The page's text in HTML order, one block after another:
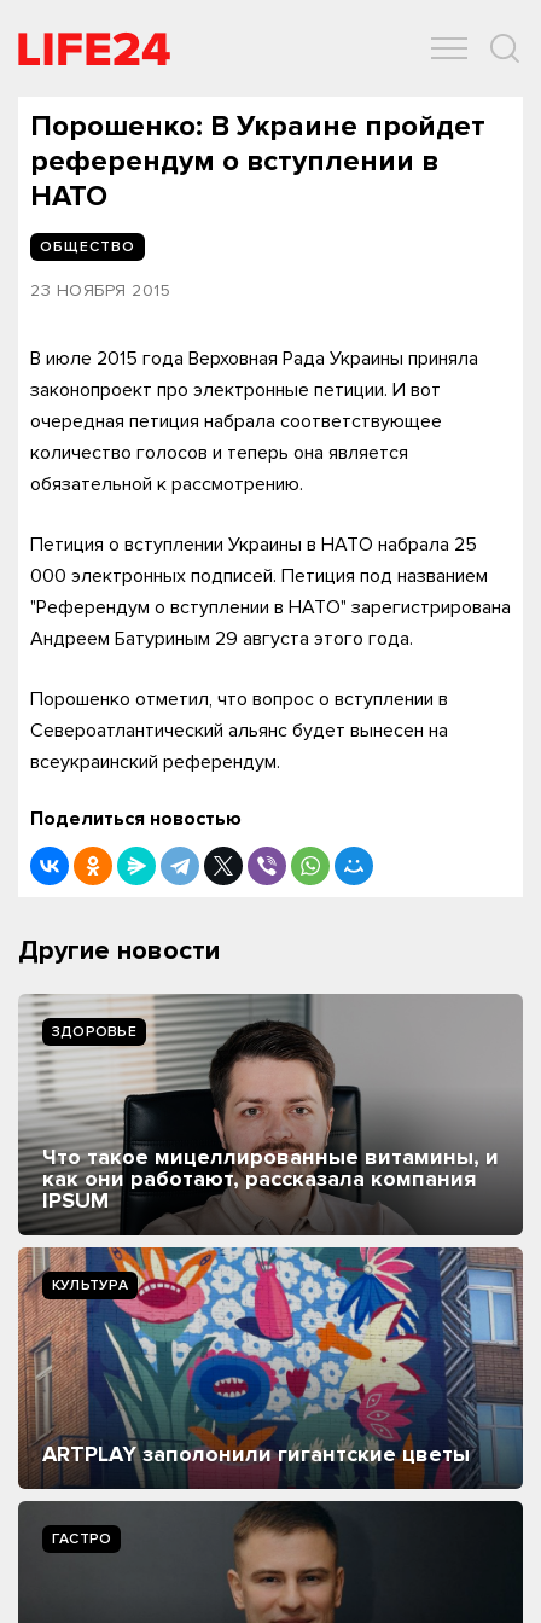
Порошенко: В Украине пройдет
референдум о вступлении в
НАТО
ОБЩЕСТВО
23 НОЯБРЯ 2015
В июле 2015 года Верховная Рада Украины приняла
законопроект про электронные петиции. И вот
очередная петиция набрала соответствующее
количество голосов и теперь она является
обязательной к рассмотрению.
Петиция о вступлении Украины в НАТО набрала 25
000 электронных подписей. Петиция под названием
"Референдум о вступлении в НАТО" зарегистрирована
Андреем Батуриным 29 августа этого года.
Порошенко отметил, что вопрос о вступлении в
Североатлантический альянс будет вынесен на
всеукраинский референдум.
Поделиться новостью
Другие новости
ЗДОРОВЬЕ
Что такое мицеллированные витамины, и
как они работают, рассказала компания
IPSUM
КУЛЬТУРА
ARTPLAY заполонили гигантские цветы
ГАСТРО